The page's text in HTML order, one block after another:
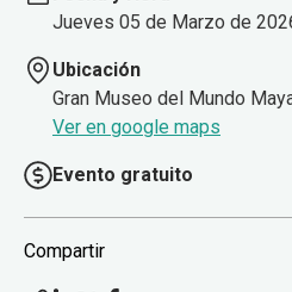
Jueves 05 de Marzo de
Ubicación
Gran Museo del Mundo
Ver en google maps
Evento gratuito
Compartir